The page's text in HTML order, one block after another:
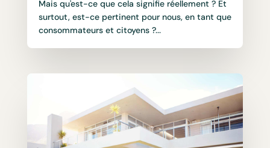
Mais qu'est-ce que cela signifie réellement ? Et
surtout, est-ce pertinent pour nous, en tant que
consommateurs et citoyens ?...